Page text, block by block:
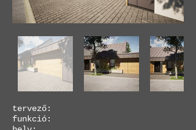
tervező:
funkció: